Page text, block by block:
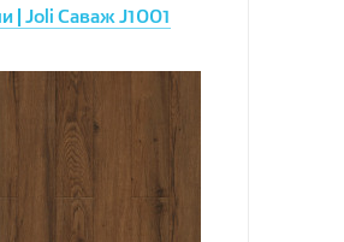
| Joli Саваж J1001
Увеличить